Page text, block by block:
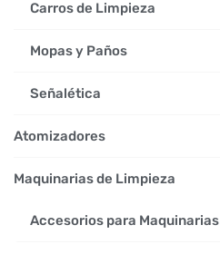
Carros de Limpieza
Mopas y Paños
Señalética
Atomizadores
Maquinarias de Limpieza
Accesorios para Maquinarias